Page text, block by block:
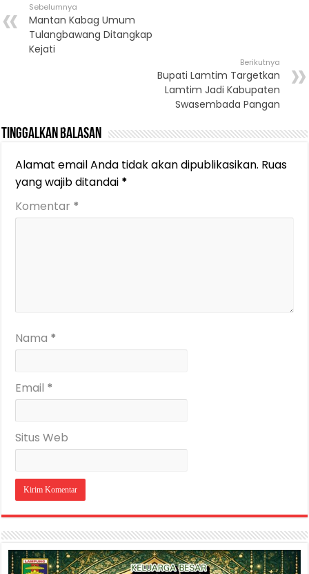
Sebelumnya
Mantan Kabag Umum
Tulangbawang Ditangkap
Kejati
Berikutnya
Bupati Lamtim Targetkan
Lamtim Jadi Kabupaten
Swasembada Pangan
Tinggalkan Balasan
Alamat email Anda tidak akan dipublikasikan. Ruas
yang wajib ditandai *
Komentar *
Nama *
Email *
Situs Web